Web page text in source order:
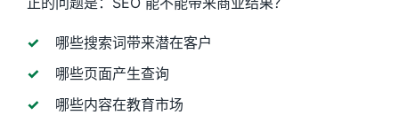
哪些搜索词带来潜在客户
哪些页面产生查询
哪些内容在教育市场